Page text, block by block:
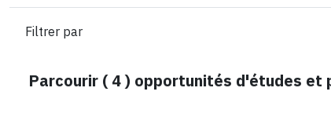
Filtrer par
Parcourir (4) opportunités d'études et